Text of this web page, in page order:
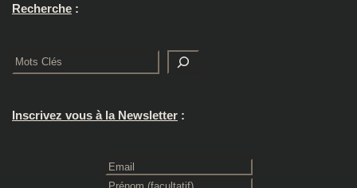
Recherche :
Rechercher
Inscrivez vous à la Newsletter :